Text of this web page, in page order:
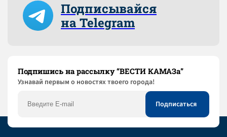
Подписывайся
на Telegram
Подпишись на рассылку “ВЕСТИ КАМАЗа”
Узнaвай первым о новостях твоего города!